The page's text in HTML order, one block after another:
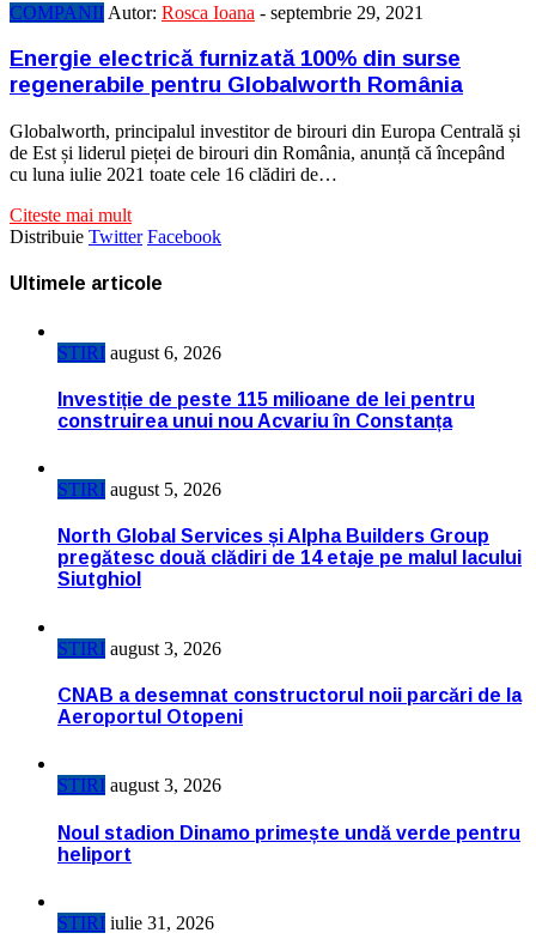
COMPANII Autor: Rosca Ioana - septembrie 29, 2021
Energie electrică furnizată 100% din surse
regenerabile pentru Globalworth România
Globalworth, principalul investitor de birouri din Europa Centrală și
de Est și liderul pieței de birouri din România, anunță că începând
cu luna iulie 2021 toate cele 16 clădiri de…
Citeste mai mult
Distribuie Twitter Facebook
Ultimele articole
STIRI august 6, 2026
Investiție de peste 115 milioane de lei pentru
construirea unui nou Acvariu în Constanța
STIRI august 5, 2026
North Global Services și Alpha Builders Group
pregătesc două clădiri de 14 etaje pe malul lacului
Siutghiol
STIRI august 3, 2026
CNAB a desemnat constructorul noii parcări de la
Aeroportul Otopeni
STIRI august 3, 2026
Noul stadion Dinamo primește undă verde pentru
heliport
STIRI iulie 31, 2026